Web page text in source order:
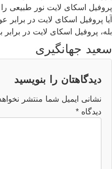
پروفیل اسکای لایت نور طبیعی
آیا پروفیل اسکای لایت در
بله، پروفیل اسکای لایت در
سعید جهانگیری
دیدگاهتان را بنویسید
نشانی ایمیل شما منتشر
دیدگاه *